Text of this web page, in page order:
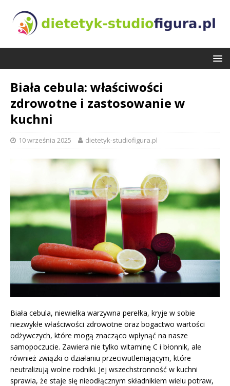
Biała cebula: właściwości
zdrowotne i zastosowanie w
kuchni
10 września 2025 dietetyk-studiofigura.pl
Biała cebula, niewielka warzywna perełka, kryje w sobie
niezwykłe właściwości zdrowotne oraz bogactwo wartości
odżywczych, które mogą znacząco wpłynąć na nasze
samopoczucie. Zawiera nie tylko witaminę C i błonnik, ale
również związki o działaniu przeciwutleniającym, które
neutralizują wolne rodniki. Jej wszechstronność w kuchni
sprawia, że staje się nieodłącznym składnikiem wielu potraw,